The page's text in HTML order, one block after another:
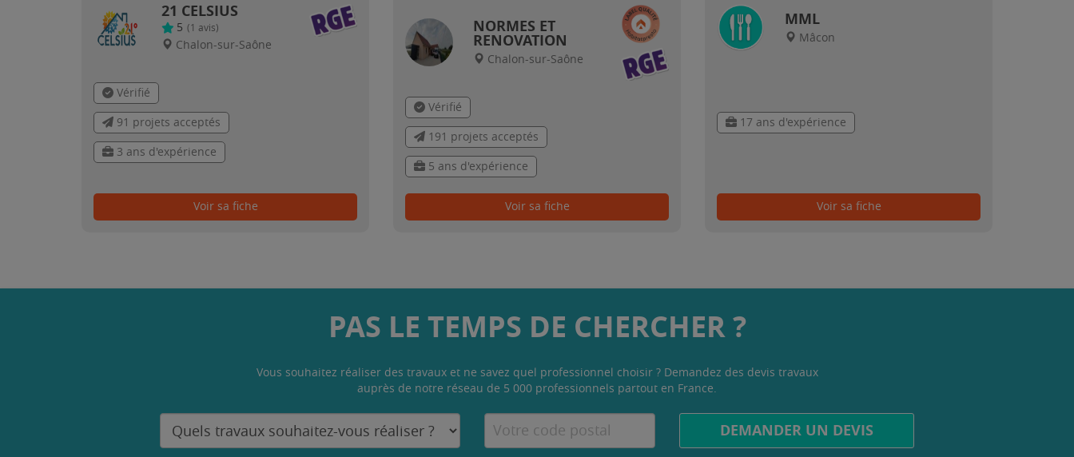
21 CELSIUS
5 (1 avis)
Chalon-sur-Saône
Vérifié
91 projets acceptés
3 ans d'expérience
Voir sa fiche
NORMES ET
RENOVATION
Chalon-sur-Saône
Vérifié
191 projets acceptés
5 ans d'expérience
Voir sa fiche
MML
Mâcon
17 ans d'expérience
Voir sa fiche
PAS LE TEMPS DE CHERCHER ?
Vous souhaitez réaliser des travaux et ne savez quel professionnel choisir ? Demandez des devis travaux
auprès de notre réseau de 5 000 professionnels partout en France.
DEMANDER UN DEVIS